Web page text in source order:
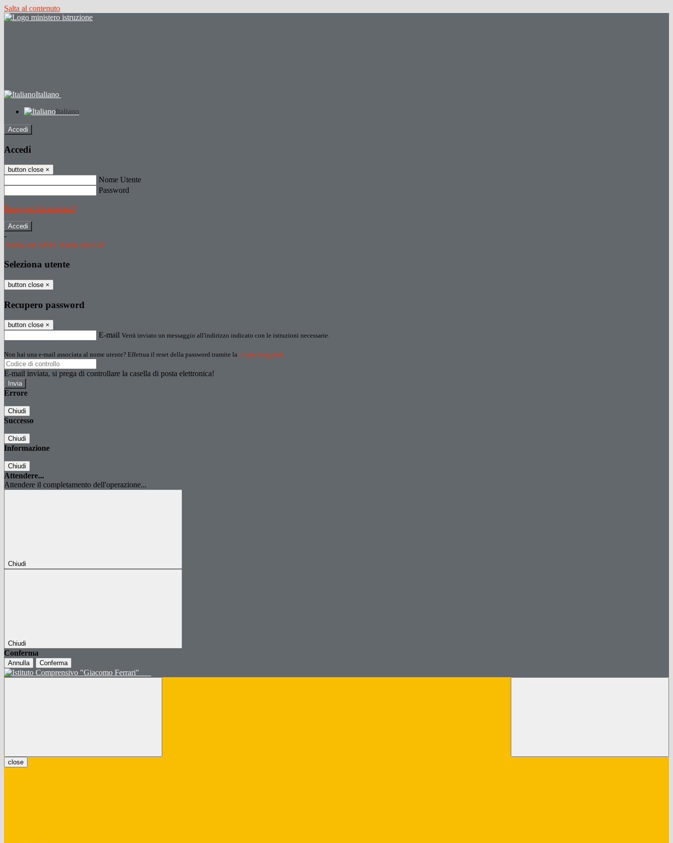
Salta al contenuto
Italiano
Italiano
Accedi
Accedi
button close ×
Nome Utente
Password
Password dimenticata?
-
Entra con SPID Entra con CIE
Seleziona utente
button close ×
Recupero password
button close ×
E-mail Verrà inviato un messaggio all'indirizzo indicato con le istruzioni necessarie.
Non hai una e-mail associata al nome utente? Effettua il reset della password tramite la Login Spaggiari
E-mail inviata, si prega di controllare la casella di posta elettronica!
Errore
Chiudi
Successo
Chiudi
Informazione
Chiudi
Attendere...
Attendere il completamento dell'operazione...
Chiudi
Chiudi
Conferma
Annulla Conferma
close